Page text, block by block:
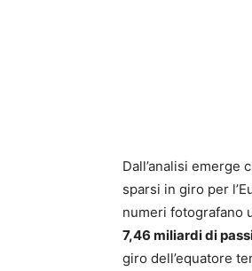
Dall’analisi emerge
sparsi in giro per
numeri fotografano
7,46 miliardi di
giro dell’equatore